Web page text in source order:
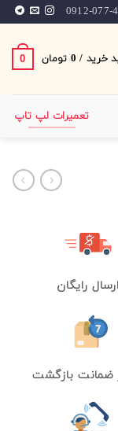
0912-077-
خرید / 0 تومان 0
تعمیرات لپ تاپ
ارسال رایگان